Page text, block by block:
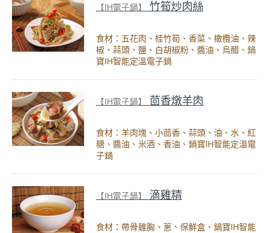
【IH電子鍋】 竹筍炒肉絲
食材：五花肉、桂竹筍、香菜、橄欖油、辣
椒、蒜頭、鹽、白胡椒粉、醬油、烏醋、鍋
寶IH智能定溫電子鍋
【IH電子鍋】 茴香燉羊肉
食材：羊肉塊、小茴香、蒜頭、油、水、紅
糖、醬油、米酒、香油、鍋寶IH智能定溫電
子鍋
【IH電子鍋】 滴雞精
食材：帶骨雞胸、蔥、保鮮盒、鍋寶IH智能